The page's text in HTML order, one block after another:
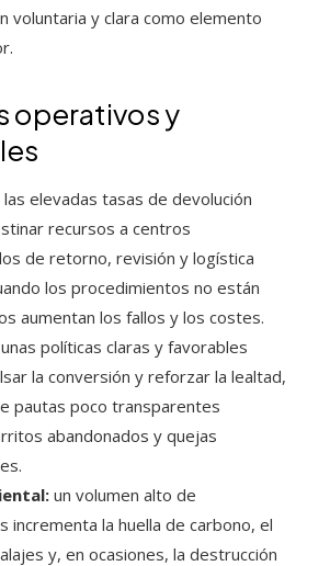
voluntaria y clara como elemento
operativos y
las elevadas tasas de devolución
recursos a centros
de retorno, revisión y logística
los procedimientos no están
aumentan los fallos y los costes.
unas políticas claras y favorables
la conversión y reforzar la lealtad,
pautas poco transparentes
abandonados y quejas
un volumen alto de
incrementa la huella de carbono, el
y, en ocasiones, la destrucción